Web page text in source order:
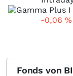
-0,06 %
Fonds von